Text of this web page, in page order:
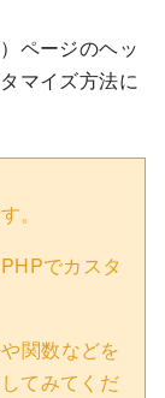
ページのヘッ
マイズ方法に
。
でカスタ
関数などを
てみてくだ